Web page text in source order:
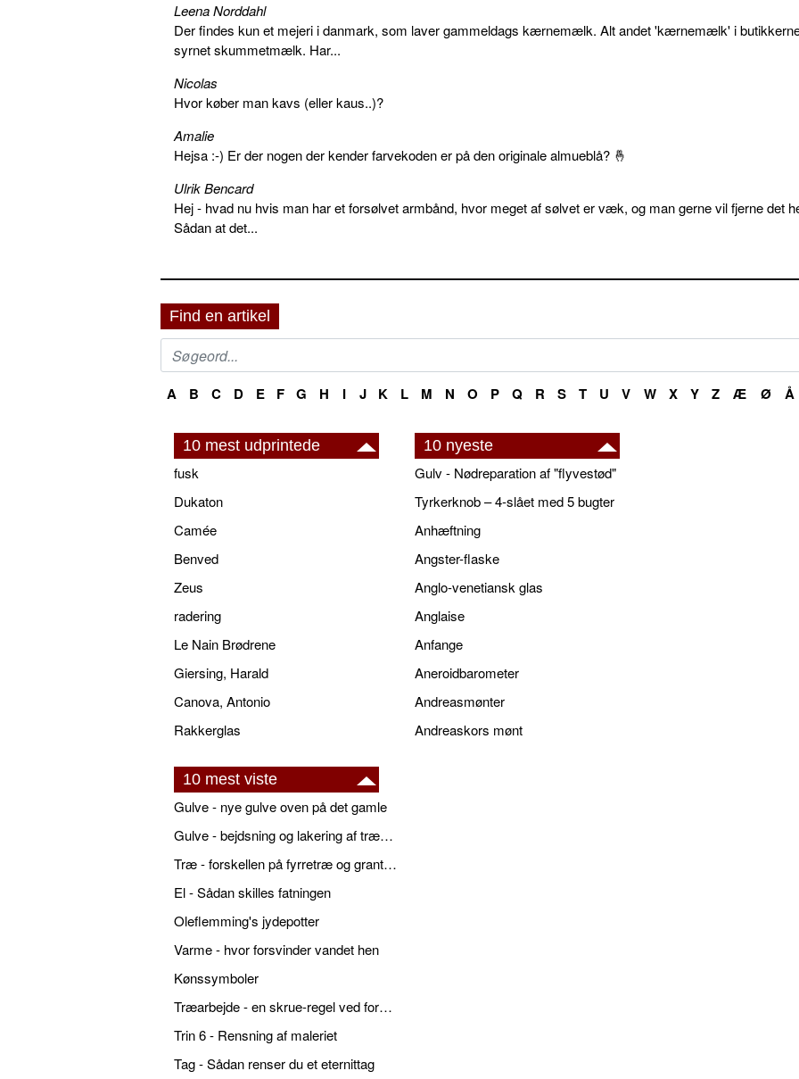
Leena Norddahl
Der findes kun et mejeri i danmark, som laver gammeldags kærnemælk. Alt andet 'kærnemælk' i
syrnet skummetmælk. Har...
Nicolas
Hvor køber man kavs (eller kaus..)?
Amalie
Hejsa :-) Er der nogen der kender farvekoden er på den originale almueblå? 🤞
Ulrik Bencard
Hej - hvad nu hvis man har et forsølvet armbånd, hvor meget af sølvet er væk, og man gerne vil fjerne det
Sådan at det...
Find en artikel
A B C D E F G H I J K L M N O P Q R S T U V W X Y Z Æ Ø Å
10 mest udprintede
fusk
Dukaton
Camée
Benved
Zeus
radering
Le Nain Brødrene
Giersing, Harald
Canova, Antonio
Rakkerglas
10 nyeste
Gulv - Nødreparation af "flyvestød"
Tyrkerknob – 4-slået med 5 bugter
Anhæftning
Angster-flaske
Anglo-venetiansk glas
Anglaise
Anfange
Aneroidbarometer
Andreasmønter
Andreaskors mønt
10 mest viste
Gulve - nye gulve oven på det gamle
Gulve - bejdsning og lakering af trægulve
Træ - forskellen på fyrretræ og grantræ
El - Sådan skilles fatningen
Oleflemming's jydepotter
Varme - hvor forsvinder vandet hen
Kønssymboler
Træarbejde - en skrue-regel ved forboring
Trin 6 - Rensning af maleriet
Tag - Sådan renser du et eternittag